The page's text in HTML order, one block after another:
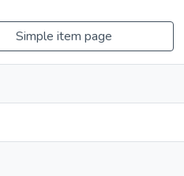
Simple item page